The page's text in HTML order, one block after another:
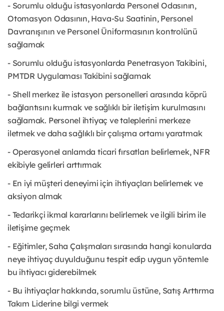
- Sorumlu olduğu istasyonlarda Personel Odasının,
Otomasyon Odasının, Hava-Su Saatinin, Personel
Davranışının ve Personel Üniformasının kontrolünü
sağlamak
- Sorumlu olduğu istasyonlarda Penetrasyon Takibini,
PMTDR Uygulaması Takibini sağlamak
- Shell merkez ile istasyon personelleri arasında köprü
bağlantısını kurmak ve sağlıklı bir iletişim kurulmasını
sağlamak. Personel ihtiyaç ve taleplerini merkeze
iletmek ve daha sağlıklı bir çalışma ortamı yaratmak
- Operasyonel anlamda ticari fırsatları belirlemek, NFR
ekibiyle gelirleri arttırmak
- En iyi müşteri deneyimi için ihtiyaçları belirlemek ve
aksiyon almak
- Tedarikçi ikmal kararlarını belirlemek ve ilgili birim ile
iletişime geçmek
- Eğitimler, Saha Çalışmaları sırasında hangi konularda
neye ihtiyaç duyulduğunu tespit edip uygun yöntemle
bu ihtiyacı giderebilmek
- Bu ihtiyaçlar hakkında, sorumlu üstüne, Satış Arttırma
Takım Liderine bilgi vermek